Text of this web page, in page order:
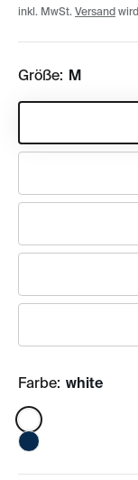
inkl. MwSt. Versand
Größe: M
Farbe: white
Color: